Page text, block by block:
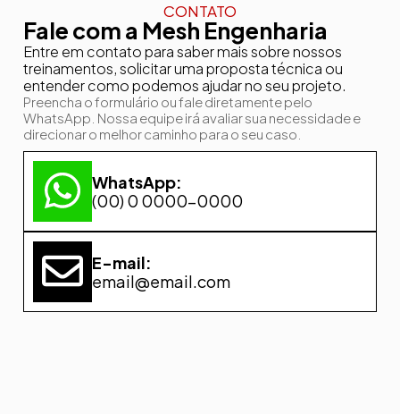
CONTATO
Fale com a Mesh Engenharia
Entre em contato para saber mais sobre nossos
treinamentos, solicitar uma proposta técnica ou
entender como podemos ajudar no seu projeto.
Preencha o formulário ou fale diretamente pelo
WhatsApp. Nossa equipe irá avaliar sua necessidade e
direcionar o melhor caminho para o seu caso.
WhatsApp:
(00) 0 0000-0000
E-mail:
email@email.com